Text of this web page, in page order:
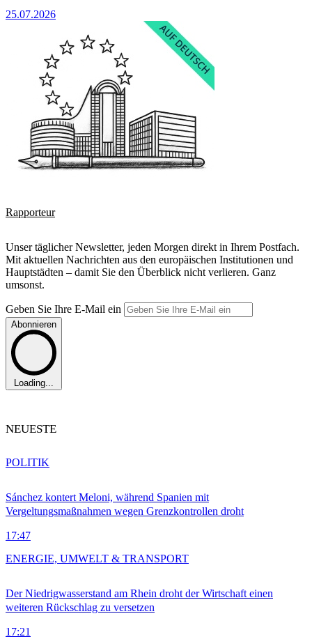
25.07.2026
Rapporteur
Unser täglicher Newsletter, jeden Morgen direkt in Ihrem Postfach.
Mit aktuellen Nachrichten aus den europäischen Institutionen und
Hauptstädten – damit Sie den Überblick nicht verlieren. Ganz
umsonst.
Geben Sie Ihre E-Mail ein
Abonnieren
Loading...
NEUESTE
Sánchez kontert Meloni, während Spanien mit
Vergeltungsmaßnahmen wegen Grenzkontrollen droht
17:47
POLITIK
Der Niedrigwasserstand am Rhein droht der Wirtschaft einen
weiteren Rückschlag zu versetzen
17:21
ENERGIE, UMWELT & TRANSPORT